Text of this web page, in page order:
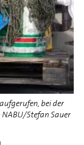
bei der
Stefan Sauer